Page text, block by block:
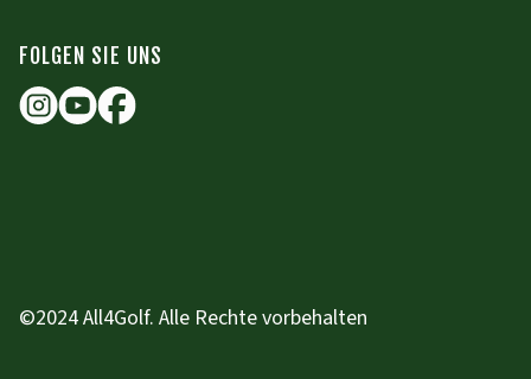
FOLGEN SIE UNS
©2024 All4Golf. Alle Rechte vorbehalten